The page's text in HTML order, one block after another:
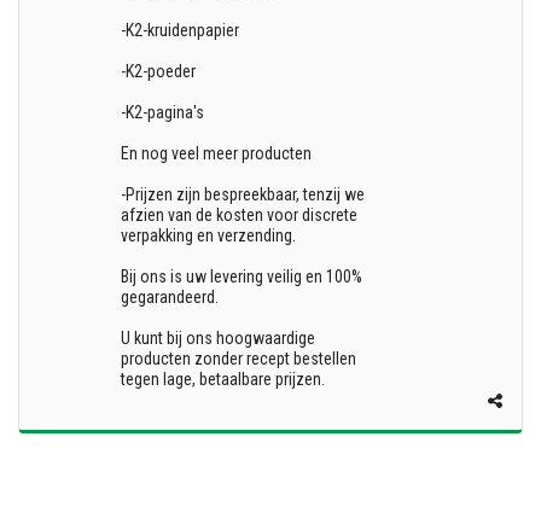
-K2-kruidenpapier
-K2-poeder
-K2-pagina's
En nog veel meer producten
-Prijzen zijn bespreekbaar, tenzij we
afzien van de kosten voor discrete
verpakking en verzending.
Bij ons is uw levering veilig en 100%
gegarandeerd.
U kunt bij ons hoogwaardige
producten zonder recept bestellen
tegen lage, betaalbare prijzen.